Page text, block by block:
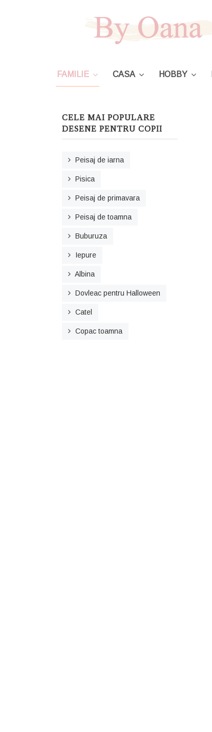
FAMILIE CASA HOBBY
CELE MAI POPULARE
DESENE PENTRU COPII
Peisaj de iarna
Pisica
Peisaj de primavara
Peisaj de toamna
Buburuza
Iepure
Albina
Dovleac pentru Halloween
Catel
Copac toamna